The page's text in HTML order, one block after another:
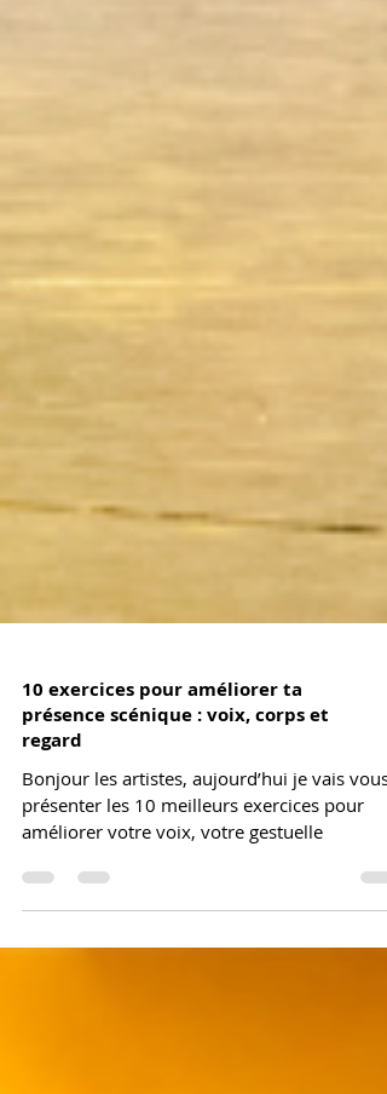
10 exercices pour améliorer ta
présence scénique : voix, corps et
regard
Bonjour les artistes, aujourd’hui je vais vous
présenter les 10 meilleurs exercices pour